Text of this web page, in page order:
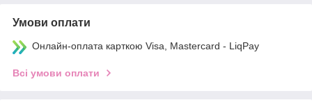
Умови оплати
Онлайн-оплата карткою Visa, Mastercard - LiqPay
Всі умови оплати